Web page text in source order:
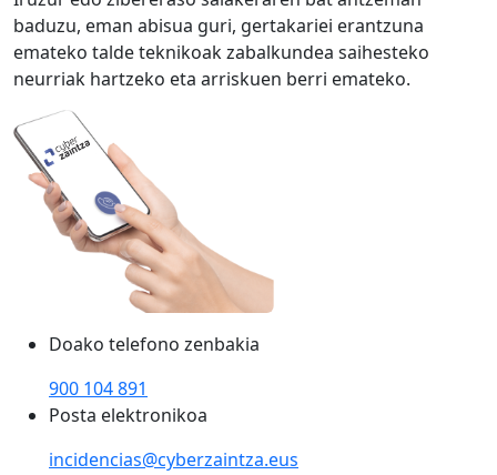
baduzu, eman abisua guri, gertakariei erantzuna
emateko talde teknikoak zabalkundea saihesteko
neurriak hartzeko eta arriskuen berri emateko.
Doako telefono zenbakia
900 104 891
Posta elektronikoa
incidencias@cyberzaintza.eus